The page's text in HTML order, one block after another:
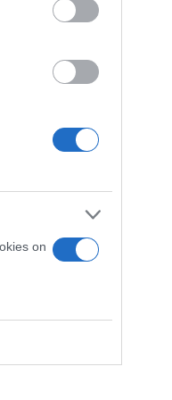
on
4 μποφόρ και
διευθύνσεις